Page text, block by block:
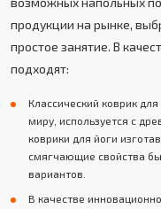
продукции на рынке,
простое занятие. В
подходят:
Классический коврик
миру, используется с
коврики для йоги
смягчающие свойства
вариантов.
В качестве